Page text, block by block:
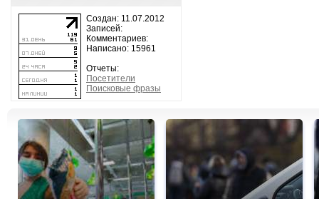
Создан: 11.07.2012
Записей:
Комментариев:
Написано: 15961
Отчеты:
Посетители
Поисковые фразы